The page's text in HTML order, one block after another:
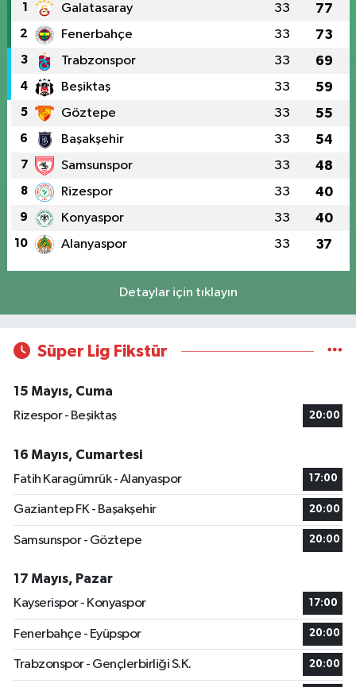
1 Galatasaray 33 77
2 Fenerbahçe 33 73
3 Trabzonspor 33 69
4 Beşiktaş 33 59
5 Göztepe 33 55
6 Başakşehir 33 54
7 Samsunspor 33 48
8 Rizespor 33 40
9 Konyaspor 33 40
10 Alanyaspor 33 37
Detaylar için tıklayın
Süper Lig Fikstür
15 Mayıs, Cuma
Rizespor - Beşiktaş
20:00
16 Mayıs, Cumartesi
Fatih Karagümrük - Alanyaspor
17:00
Gaziantep FK - Başakşehir 20:00
Samsunspor - Göztepe 20:00
17 Mayıs, Pazar
Kayserispor - Konyaspor
17:00
Fenerbahçe - Eyüpspor 20:00
Trabzonspor - Gençlerbirliği S.K. 20:00